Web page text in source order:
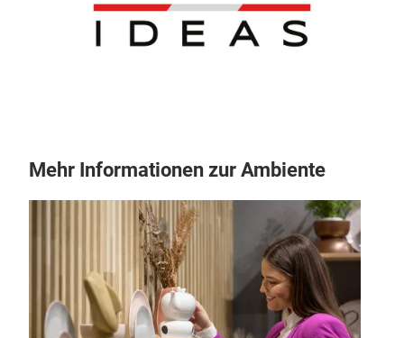
Mehr Informationen zur Ambiente